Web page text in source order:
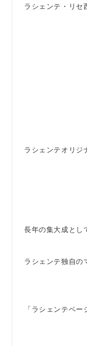
ラシェンテ・リセ
ラシェンテオリジ
長年の集大成とし
ラシェンテ独自の
「ラシェンテベー